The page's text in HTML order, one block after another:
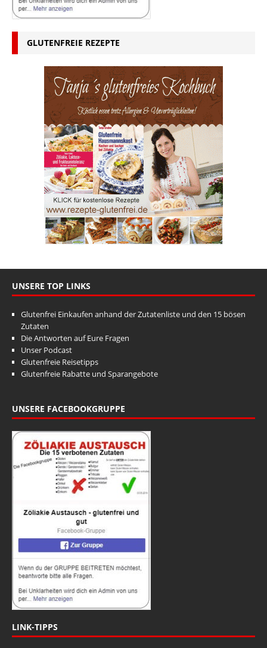
GLUTENFREIE REZEPTE
UNSERE TOP LINKS
Glutenfrei Einkaufen anhand der Zutatenliste und den 15 bösen
Zutaten
Die Antworten auf Eure Fragen
Unser Podcast
Glutenfreie Reisetipps
Glutenfreie Rabatte und Sparangebote
UNSERE FACEBOOKGRUPPE
LINK-TIPPS